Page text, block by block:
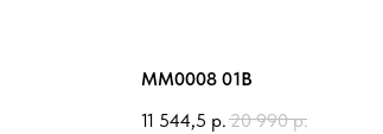
MM0008 01B
11 544,5 р. 20 990 р.